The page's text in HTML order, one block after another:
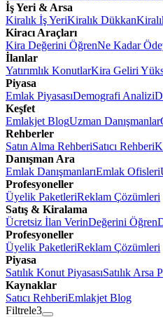
İş Yeri & Arsa
Kiralık İş YeriKiralık Dükkan
Kiracı Araçları
Kira Değerini ÖğrenNe Kadar
İlanlar
Yatırımlık KonutlarKira Geliri
Piyasa
Emlak PiyasasıDemografi Analizi
Keşfet
Emlakjet BlogUzman Danışmanlar
Rehberler
Satın Alma RehberiSatıcı Rehberi
Danışman Ara
Emlak DanışmanlarıEmlak Ofisleri
Profesyoneller
Üyelik PaketleriReklam Çözümleri
Satış & Kiralama
Ücretsiz İlan VerinDeğerini Öğren
Profesyoneller
Üyelik PaketleriReklam Çözümleri
Piyasa
Satılık Konut PiyasasıSatılık Arsa
Kaynaklar
Satıcı RehberiEmlakjet Blog
Filtrele3